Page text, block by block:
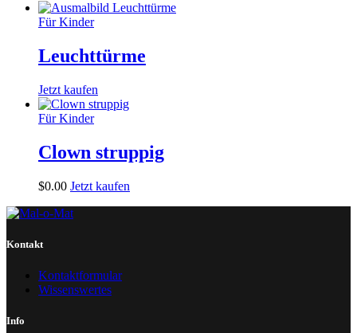
Für Kinder
Leuchttürme
Jetzt kaufen
Für Kinder
Clown struppig
$0.00 Jetzt kaufen
Kontakt
Kontaktformular
Wissenswertes
Info